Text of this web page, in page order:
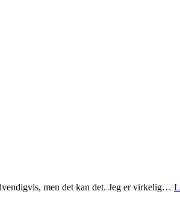
men det kan det. Jeg er virkelig…